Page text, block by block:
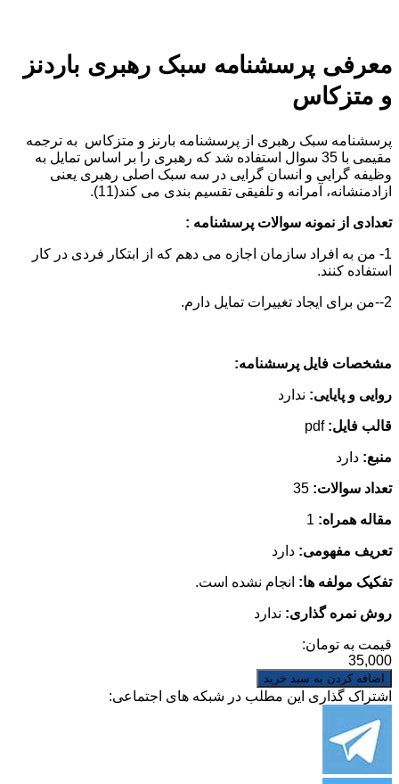
معرفی پرسشنامه سبک رهبری باردنز
و متزکاس
پرسشنامه سبک رهبری از پرسشنامه بارنز و متزکاس به ترجمه
مقیمی با 35 سوال استفاده شد که رهبری را بر اساس تمایل به
وظیفه گرایی و انسان گرایی در سه سبک اصلی رهبری یعنی
ازادمنشانه، آمرانه و تلفیقی تقسیم بندی می کند(11).
تعدادی از نمونه سوالات پرسشنامه :
1- من به افراد سازمان اجازه می دهم که از ابتکار فردی در کار
استفاده کنند.
2--من برای ایجاد تغییرات تمایل دارم.
مشخصات فایل پرسشنامه:
روایی و پایایی: ندارد
قالب فایل: pdf
منبع: دارد
تعداد سوالات: 35
مقاله همراه:
تعریف مفهومی: دارد
تفکیک مولفه ها: انجام نشده است.
روش نمره گذاری: ندارد
قیمت به تومان:
35,000
اشتراک گذاری این مطلب در شبکه های اجتماعی: